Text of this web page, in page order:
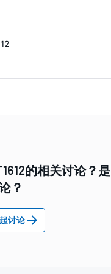
的相关讨论？是
？
讨论